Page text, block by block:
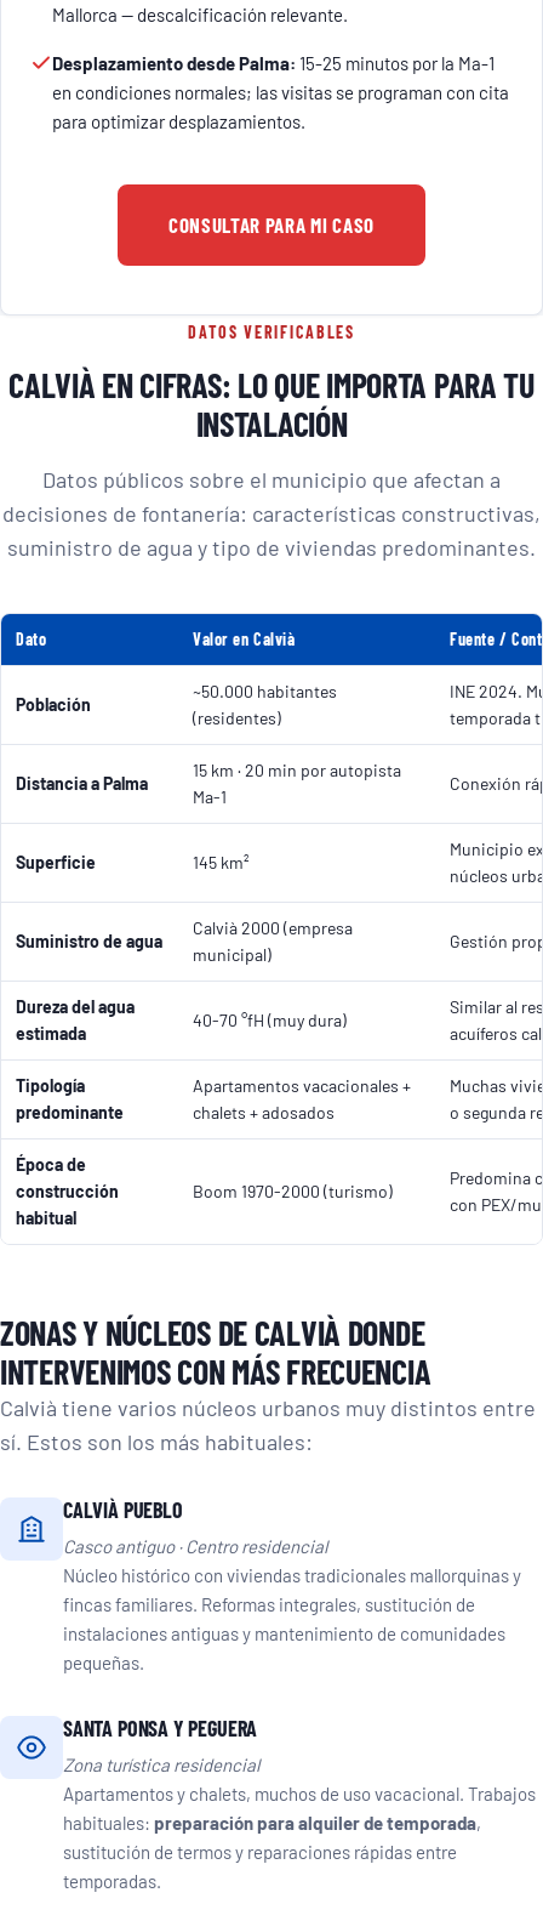
Mallorca — descalcificación relevante.
Desplazamiento desde Palma: 15-25 minutos por la Ma-1
en condiciones normales; las visitas se programan con cita
para optimizar desplazamientos.
CONSULTAR PARA MI CASO
DATOS VERIFICABLES
CALVIÀ EN CIFRAS: LO QUE IMPORTA PARA TU
INSTALACIÓN
Datos públicos sobre el municipio que afectan a
decisiones de fontanería: características constructivas,
suministro de agua y tipo de viviendas predominantes.
Dato Valor en Calvià Fuente /
Población
~50.000 habitantes
(residentes)
INE 2024.
temporada
Distancia a Palma
15 km · 20 min por autopista
Ma-1
Conexión
Superficie 145 km²
Municipio
núcleos
Suministro de agua
Calvià 2000 (empresa
municipal)
Gestión
Dureza del agua
estimada
40-70 °fH (muy dura)
Similar al
acuíferos
Tipología
predominante
Apartamentos vacacionales +
chalets + adosados
Muchas
o segunda
Época de
construcción
habitual
Boom 1970-2000 (turismo)
Predomina
con PEX/
ZONAS Y NÚCLEOS DE CALVIÀ DONDE
INTERVENIMOS CON MÁS FRECUENCIA
Calvià tiene varios núcleos urbanos muy distintos entre
sí. Estos son los más habituales:
CALVIÀ PUEBLO
Casco antiguo · Centro residencial
Núcleo histórico con viviendas tradicionales mallorquinas y
fincas familiares. Reformas integrales, sustitución de
instalaciones antiguas y mantenimiento de comunidades
pequeñas.
SANTA PONSA Y PEGUERA
Zona turística residencial
Apartamentos y chalets, muchos de uso vacacional. Trabajos
habituales: preparación para alquiler de temporada,
sustitución de termos y reparaciones rápidas entre
temporadas.